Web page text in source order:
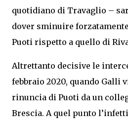
quotidiano di Travaglio –
dover sminuire
Puoti rispetto a quello di
Altrettanto decisive le
febbraio 2020, quando Galli
rinuncia di Puoti da un
Brescia. A quel punto